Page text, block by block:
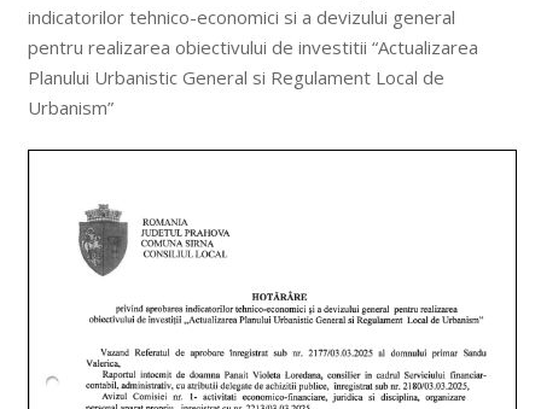
indicatorilor tehnico-economici si a devizului general
pentru realizarea obiectivului de investitii “Actualizarea
Planului Urbanistic General si Regulament Local de
Urbanism”